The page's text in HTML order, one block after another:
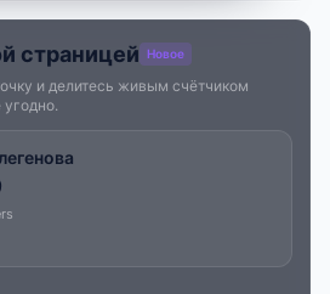
страницей Новое
и делитесь живым счётчиком